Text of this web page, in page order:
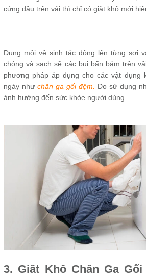
cứng đầu trên vải thì chỉ có giặt khô mới
Dung môi vệ sinh tác động lên từng sợi
chóng và sạch sẽ các bụi bẩn bám trên
phương pháp áp dụng cho các vật dụng
ngày như chăn ga gối đệm.
Do sử dụng
ảnh hưởng đến sức khỏe người dùng.
3. Giặt Khô Chăn Ga